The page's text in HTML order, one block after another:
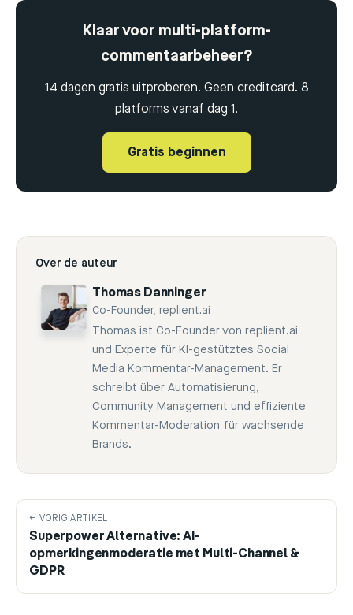
Klaar voor multi-platform-
commentaarbeheer?
14 dagen gratis uitproberen. Geen creditcard. 8
platforms vanaf dag 1.
Gratis beginnen
Over de auteur
Thomas Danninger
Co-Founder, replient.ai
Thomas ist Co-Founder von replient.ai
und Experte für KI-gestütztes Social
Media Kommentar-Management. Er
schreibt über Automatisierung,
Community Management und effiziente
Kommentar-Moderation für wachsende
Brands.
← VORIG ARTIKEL
Superpower Alternative: AI-
opmerkingenmoderatie met Multi-Channel &
GDPR